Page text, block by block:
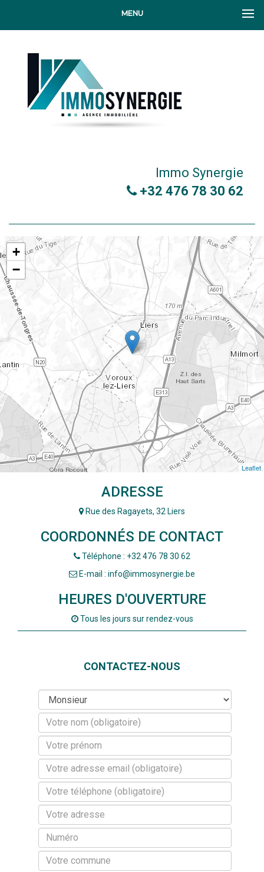
MENU
Immo Synergie
+32 476 78 30 62
+
−
Leaflet
ADRESSE
Rue des Ragayets, 32 Liers
COORDONNÉS DE CONTACT
Téléphone : +32 476 78 30 62
E-mail : info@immosynergie.be
HEURES D'OUVERTURE
Tous les jours sur rendez-vous
CONTACTEZ-NOUS